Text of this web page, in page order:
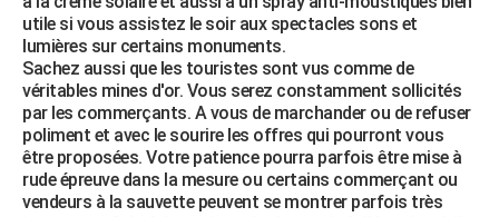
utile si vous assistez le soir aux spectacles sons et
lumières sur certains monuments.
Sachez aussi que les touristes sont vus comme de
véritables mines d'or. Vous serez constamment sollicités
par les commerçants. A vous de marchander ou de refuser
poliment et avec le sourire les offres qui pourront vous
être proposées. Votre patience pourra parfois être mise à
rude épreuve dans la mesure ou certains commerçant ou
vendeurs à la sauvette peuvent se montrer parfois très